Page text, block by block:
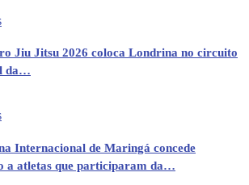
Jiu Jitsu 2026 coloca Londrina no circuito
da…
Internacional de Maringá concede
a atletas que participaram da…